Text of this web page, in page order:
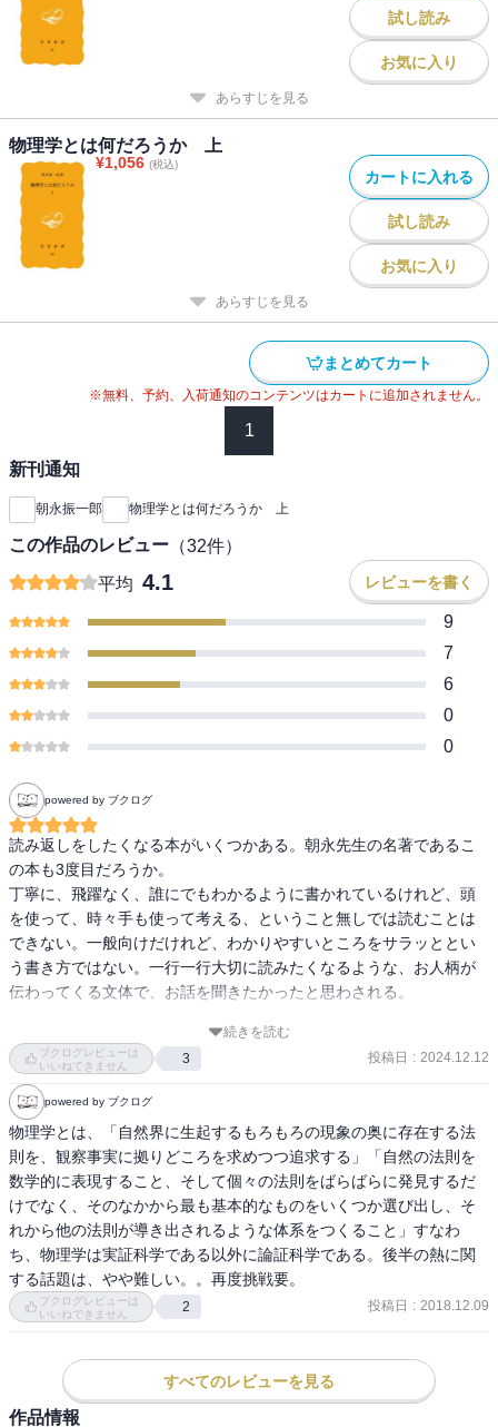
試し読み
お気に入り
あらすじを見る
物理学とは何だろうか 上
¥1,056 (税込)
カートに入れる
試し読み
お気に入り
あらすじを見る
まとめてカート
※無料、予約、入荷通知のコンテンツはカートに追加されません。
1
新刊通知
朝永振一郎 物理学とは何だろうか 上
この作品のレビュー （32件）
平均 4.1 レビューを書く
9
7
6
0
0
powered by ブクログ
読み返しをしたくなる本がいくつかある。朝永先生の名著であるこ
の本も3度目だろうか。
丁寧に、飛躍なく、誰にでもわかるように書かれているけれど、頭
を使って、時々手も使って考える、ということ無しでは読むことは
できない。一般向けだけれど、わかりやすいところをサラッととい
う書き方ではない。一行一行大切に読みたくなるような、お人柄が
伝わってくる文体で、お話を聞きたかったと思わされる。
上巻は、ガリレオ、ケプラー、ニュートンの力学の話と、カルノ
ー、クラウジウス、トムソンの熱力学の話。
3度目の下巻も続けて読もうと思う。
世の中には、たくさんの本がある。その中で、これからも残ってい
き、日本にいる人、誰もが読むべき本は、もちろんたくさんあるだ
ろうけど、この本を超えて選ばれる本は少ないと思う。
続きを読む
ブクログレビューは
いいねできません
3 投稿日 : 2024.12.12
powered by ブクログ
物理学とは、「自然界に生起するもろもろの現象の奥に存在する法
則を、観察事実に拠りどころを求めつつ追求する」「自然の法則を
数学的に表現すること、そして個々の法則をばらばらに発見するだ
けでなく、そのなかから最も基本的なものをいくつか選び出し、そ
れから他の法則が導き出されるような体系をつくること」すなわ
ち、物理学は実証科学である以外に論証科学である。後半の熱に関
する話題は、やや難しい。。再度挑戦要。
ブクログレビューは
いいねできません
2 投稿日 : 2018.12.09
すべてのレビューを見る
作品情報